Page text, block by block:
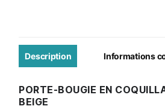
coquillages
et
Description Informations
PORTE-BOUGIE EN
BEIGE